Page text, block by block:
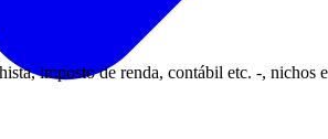
imposto de renda, contábil etc. -,